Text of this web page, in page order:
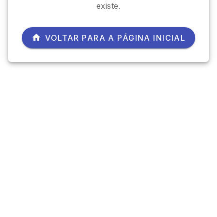
existe.
VOLTAR PARA A PÁGINA INICIAL